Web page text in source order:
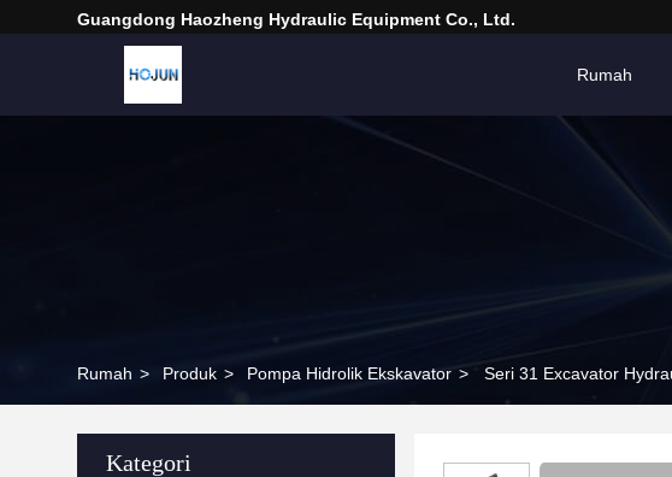
Guangdong Haozheng Hydraulic Equipment Co., Ltd.
Rumah
Rumah > Produk > Pompa Hidrolik Ekskavator > Seri 31 Excavator
Kategori